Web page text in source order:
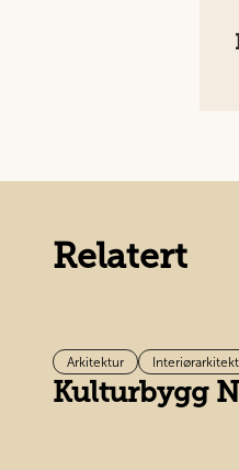
Relatert
Arkitektur
Kulturbygg